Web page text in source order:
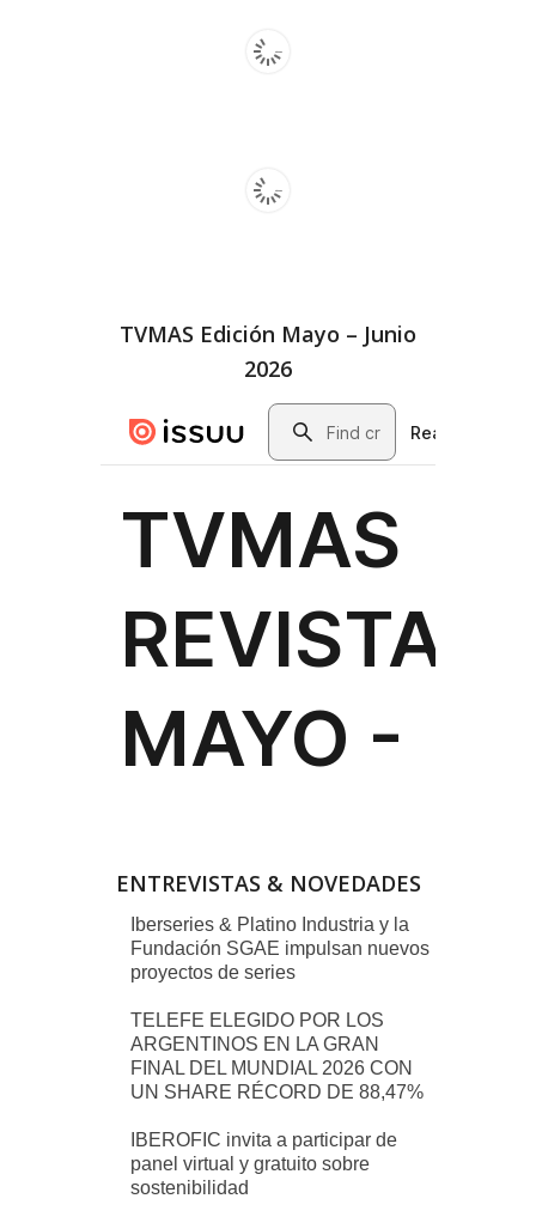
TVMAS Edición Mayo – Junio
2026
ENTREVISTAS & NOVEDADES
Iberseries & Platino Industria y la
Fundación SGAE impulsan nuevos
proyectos de series
TELEFE ELEGIDO POR LOS
ARGENTINOS EN LA GRAN
FINAL DEL MUNDIAL 2026 CON
UN SHARE RÉCORD DE 88,47%
IBEROFIC invita a participar de
panel virtual y gratuito sobre
sostenibilidad